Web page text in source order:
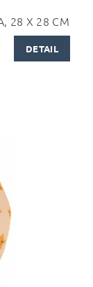
28 X 28 CM
DETAIL